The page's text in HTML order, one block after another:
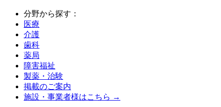
分野から探す：
医療
介護
歯科
薬局
障害福祉
製薬・治験
掲載のご案内
施設・事業者様はこちら →